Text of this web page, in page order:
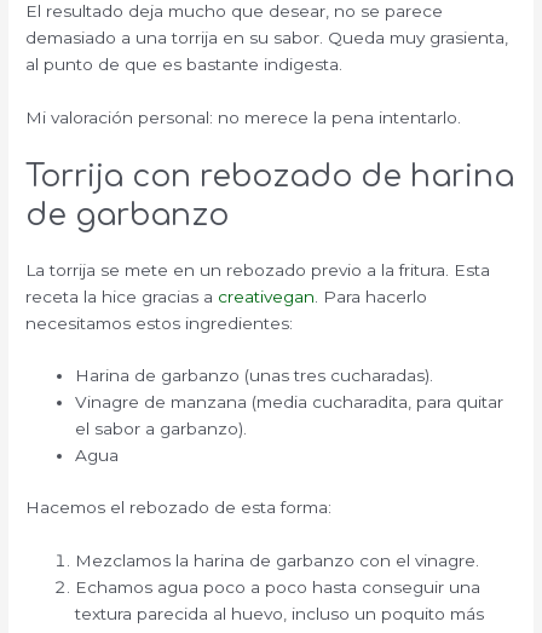
El resultado deja mucho que desear, no se parece
demasiado a una torrija en su sabor. Queda muy grasienta,
al punto de que es bastante indigesta.
Mi valoración personal: no merece la pena intentarlo.
Torrija con rebozado de harina
de garbanzo
La torrija se mete en un rebozado previo a la fritura. Esta
receta la hice gracias a creativegan . Para hacerlo
necesitamos estos ingredientes:
Harina de garbanzo (unas tres cucharadas).
Vinagre de manzana (media cucharadita, para quitar
el sabor a garbanzo).
Agua
Hacemos el rebozado de esta forma:
Mezclamos la harina de garbanzo con el vinagre.
Echamos agua poco a poco hasta conseguir una
textura parecida al huevo, incluso un poquito más